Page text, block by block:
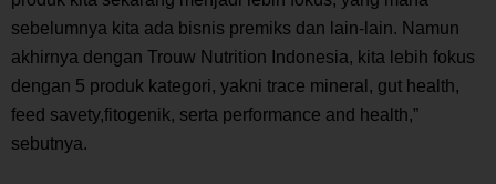
sebelumnya kita ada bisnis premiks dan lain-lain. Namun
akhirnya dengan Trouw Nutrition Indonesia, kita lebih fokus
dengan 5 produk kategori, yakni trace mineral, gut health,
feed savety,fitogenik, serta performance and health,”
sebutnya.